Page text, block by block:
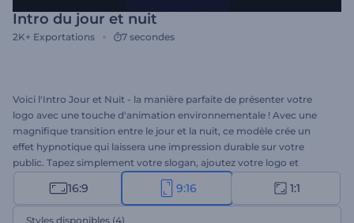
Intro du jour et nuit
2K+ Exportations 7 secondes
Voici l'Intro Jour et Nuit - la manière parfaite de présenter votre
logo avec une touche d'animation environnementale ! Avec une
magnifique transition entre le jour et la nuit, ce modèle crée un
effet hypnotique qui laissera une impression durable sur votre
public. Tapez simplement votre slogan, ajoutez votre logo et
regardez-le s'animer grâce à des effets naturels et des transitions.
Parfaitement adapté aux promotions de chaînes de télévision, aux
publicités télévisées, aux ouvertures de présentations, aux intros ou
16:9 9:16 1:1
Styles disponibles (4)